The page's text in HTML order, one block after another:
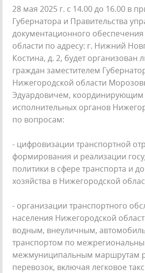
28 мая 2025 г. с 14.00 до 16.00 в
Губернатора и Правительства
документационного
области по адресу: г. Нижний
Костина, д. 2, будет организован
граждан заместителем
Нижегородской области
Эдуардовичем, координирующим
исполнительных органов
по вопросам:
- цифровизации транспортной
формирования и реализации
политики в сфере транспорта и
хозяйства в Нижегородской
- организации транспортного
населения Нижегородской
водным, внеуличным,
транспортом по
межмуниципальным маршрутам
перевозок, включая легковое